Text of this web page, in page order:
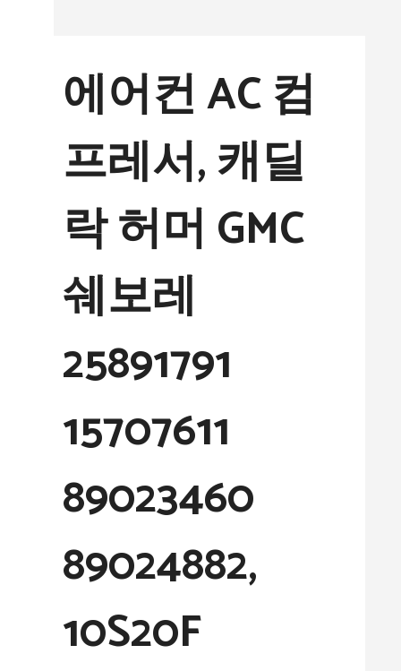
에어컨 AC 컴
프레서, 캐딜
락 허머 GMC
쉐보레
25891791
15707611
89023460
89024882,
10S20F